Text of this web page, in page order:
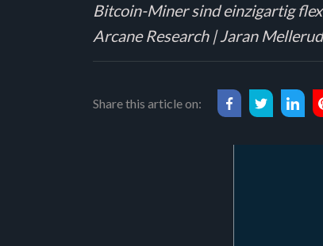
Bitcoin-Miner sind einzigartig
Arcane Research | Jaran
Share this article on: